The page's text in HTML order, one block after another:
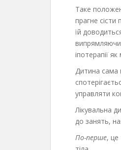
Таке
прагне
їй
іпотерапії
Дитина сама
управляти
Лікувальна
до занять,
По-перше, це